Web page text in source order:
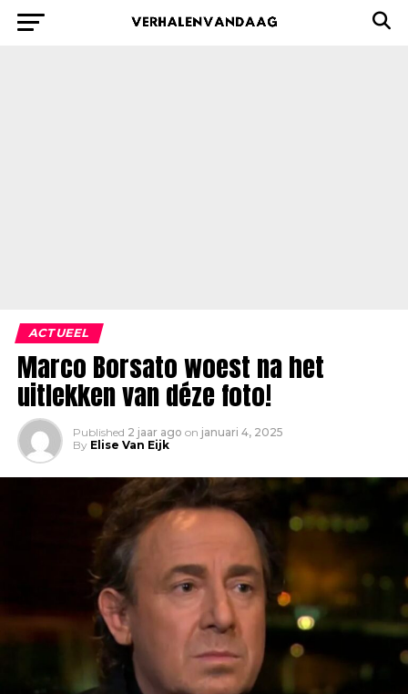
ACTUEEL
Marco Borsato woest na het
uitlekken van déze foto!
Published 2 jaar ago on januari 4, 2025
By Elise Van Eijk